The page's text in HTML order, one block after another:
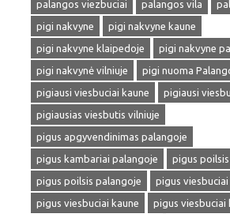
palangos viezbuciai
palangos vila
pigi nakvyne
pigi nakvyne kaune
pigi nakvyne klaipedoje
pigi nakvyne
pigi nakvynė vilniuje
pigi nuoma
pigiausi viesbuciai kaune
pigiausi
pigiausias viesbutis vilniuje
pigus apgyvendinimas palangoje
pigus kambariai palangoje
pigus
pigus poilsis palangoje
pigus viesbuciai
pigus viesbuciai kaune
pigus viesbuciai